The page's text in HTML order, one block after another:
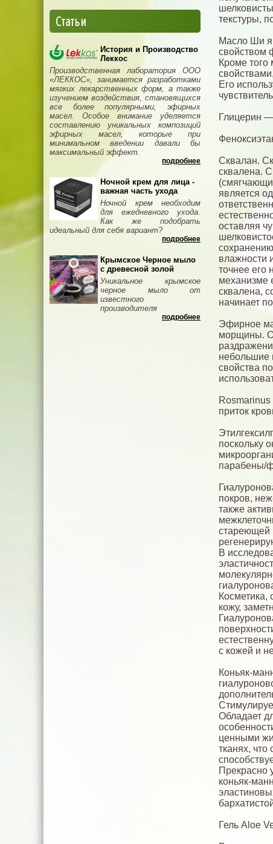
Статьи
История и Производство
Леккос
Производственная лаборатория ООО
«ЛЕККОС», занимается разработками
мягких лекарственных форм, а также
изучением воздействия, становящихся
все более популярными, эфирных
масел. Особое внимание уделяется
составлению уникальных композиций
эфирных масел, которые при
минимальном введении давали бы
максимальный эффект.
подробнее
Ночной крем для лица -
важная часть ухода
Ночной крем необходим
для ежедневного ухода.
Как же подобрать
идеальный для себя вариант?
подробнее
Крымское Черное мыло
с древесной золой
Уникальное крымское
черное мыло от
известного
производителя
подробнее
текстуры,
Масло Ши
свойством
Кроме
Его
Глицерин
Сквалан.
сквалена.
является
оставляя
влажности
точнее его
механизме
сквалена,
начинает
Эфирное
морщины.
небольшие
свойства
Rosmarinus
приток
поскольку
парабены/
покров,
также
стареющей
В
Косметика,
кожу,
с кожей и
Коньяк-
Обладает
ценными
тканях,
Прекрасно
коньяк-
Гель Aloe